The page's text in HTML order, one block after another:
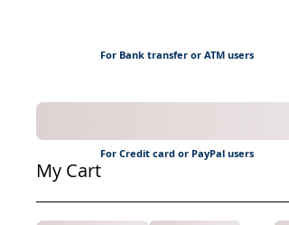
For Bank transfer or ATM users
My Cart
For Credit card or PayPal users